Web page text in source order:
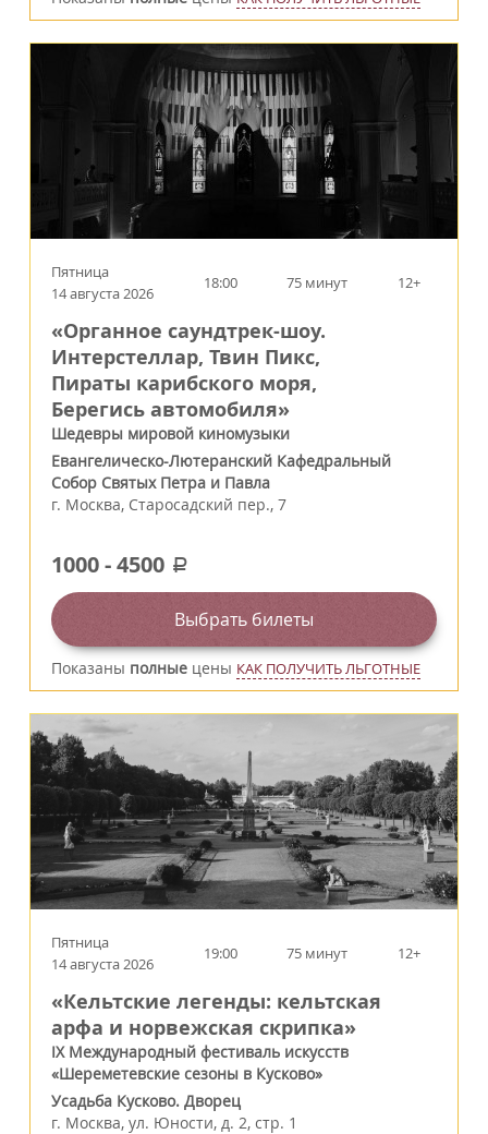
Пятница
14 августа 2026
18:00 75 минут 12+
«Органное саундтрек-шоу.
Интерстеллар, Твин Пикс,
Пираты карибского моря,
Берегись автомобиля»
Шедевры мировой киномузыки
Евангелическо-Лютеранский Кафедральный
Собор Святых Петра и Павла
г. Москва, Старосадский пер., 7
1000-4500 a
Выбрать билеты
Показаны полные цены КАК ПОЛУЧИТЬ ЛЬГОТНЫЕ
Пятница
14 августа 2026
19:00 75 минут 12+
«Кельтские легенды: кельтская
арфа и норвежская скрипка»
IX Международный фестиваль искусств
«Шереметевские сезоны в Кусково»
Усадьба Кусково. Дворец
г. Москва, ул. Юности, д. 2, стр. 1